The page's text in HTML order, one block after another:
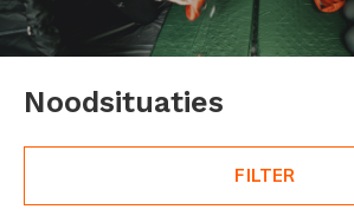
Noodsituaties
FILTER